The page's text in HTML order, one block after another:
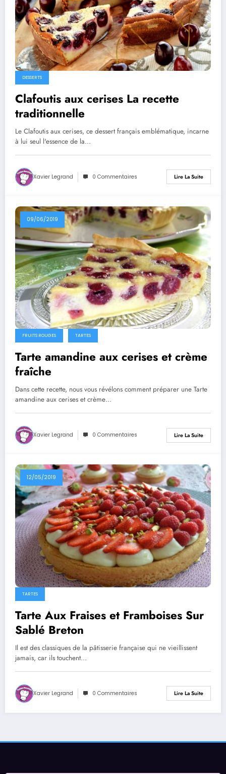
DESSERTS
Clafoutis aux cerises La recette
traditionnelle
Le Clafoutis aux cerises, ce dessert français emblématique, incarne
à lui seul l'essence de la…
Xavier Legrand 0 Commentaires Lire La Suite
09/06/2019
FRUITS ROUGES TARTES
Tarte amandine aux cerises et crème
fraîche
Dans cette recette, nous vous révélons comment préparer une Tarte
amandine aux cerises et crème…
Xavier Legrand 0 Commentaires Lire La Suite
12/05/2019
TARTES
Tarte Aux Fraises et Framboises Sur
Sablé Breton
Il est des classiques de la pâtisserie française qui ne vieillissent
jamais, car ils touchent…
Xavier Legrand 0 Commentaires Lire La Suite